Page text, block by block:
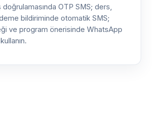
OTP SMS; ders,
bildiriminde otomatik SMS;
ve program önerisinde WhatsApp